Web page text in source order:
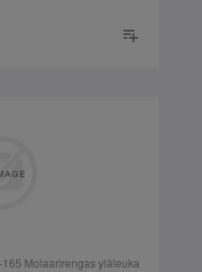
Molaarirengas yläleuka